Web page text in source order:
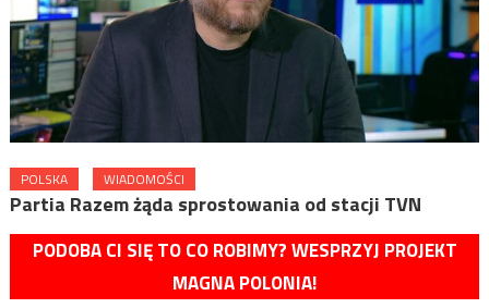
POLSKA WIADOMOŚCI
Partia Razem żąda sprostowania od stacji TVN
PODOBA CI SIĘ TO CO ROBIMY? WESPRZYJ PROJEKT
MAGNA POLONIA!